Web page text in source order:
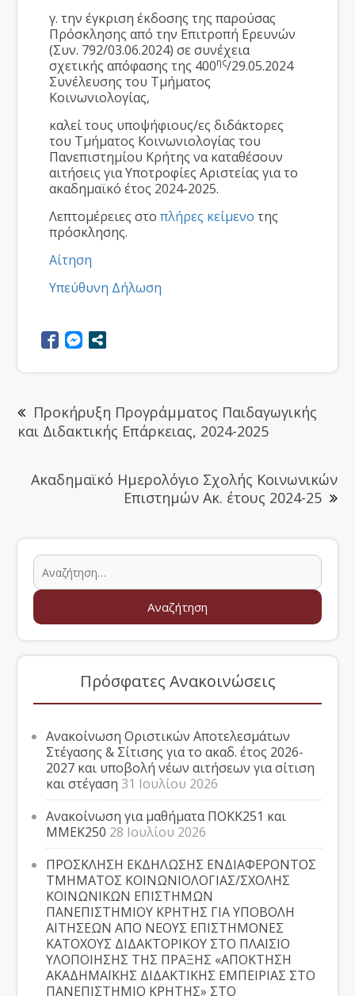
γ. την έγκριση έκδοσης της παρούσας
Πρόσκλησης από την Επιτροπή Ερευνών
(Συν. 792/03.06.2024) σε συνέχεια
σχετικής απόφασης της 400ης/29.05.2024
Συνέλευσης του Τμήματος
Κοινωνιολογίας,
καλεί τους υποψήφιους/ες διδάκτορες
του Τμήματος Κοινωνιολογίας του
Πανεπιστημίου Κρήτης να καταθέσουν
αιτήσεις για Υποτροφίες Αριστείας για το
ακαδημαϊκό έτος 2024-2025.
Λεπτομέρειες στοπλήρες κείμενο της
πρόσκλησης.
Αίτηση
Υπεύθυνη Δήλωση
Προκήρυξη Προγράμματος Παιδαγωγικής
και Διδακτικής Επάρκειας, 2024-2025
Ακαδημαϊκό Ημερολόγιο Σχολής Κοινωνικών
Επιστημών Ακ. έτους 2024-25
Πρόσφατες Ανακοινώσεις
Ανακοίνωση Οριστικών Αποτελεσμάτων
Στέγασης & Σίτισης για το ακαδ. έτος 2026-
2027 και υποβολή νέων αιτήσεων για σίτιση
και στέγαση 31 Ιουλίου 2026
Ανακοίνωση για μαθήματα ΠΟΚΚ251 και
ΜΜΕΚ250 28 Ιουλίου 2026
ΠΡΟΣΚΛΗΣΗ ΕΚΔΗΛΩΣΗΣ ΕΝΔΙΑΦΕΡΟΝΤΟΣ
ΤΜΗΜΑΤΟΣ ΚΟΙΝΩΝΙΟΛΟΓΙΑΣ/ΣΧΟΛΗΣ
ΚΟΙΝΩΝΙΚΩΝ ΕΠΙΣΤΗΜΩΝ
ΠΑΝΕΠΙΣΤΗΜΙΟΥ ΚΡΗΤΗΣ ΓΙΑ ΥΠΟΒΟΛΗ
ΑΙΤΗΣΕΩΝ ΑΠΟ ΝΕΟΥΣ ΕΠΙΣΤΗΜΟΝΕΣ
ΚΑΤΟΧΟΥΣ ΔΙΔΑΚΤΟΡΙΚΟΥ ΣΤΟ ΠΛΑΙΣΙΟ
ΥΛΟΠΟΙΗΣΗΣ ΤΗΣ ΠΡΑΞΗΣ «ΑΠΟΚΤΗΣΗ
ΑΚΑΔΗΜΑΪΚΗΣ ΔΙΔΑΚΤΙΚΗΣ ΕΜΠΕΙΡΙΑΣ ΣΤΟ
ΠΑΝΕΠΙΣΤΗΜΙΟ ΚΡΗΤΗΣ» ΣΤΟ